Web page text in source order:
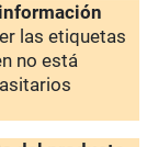
información
las etiquetas
no está